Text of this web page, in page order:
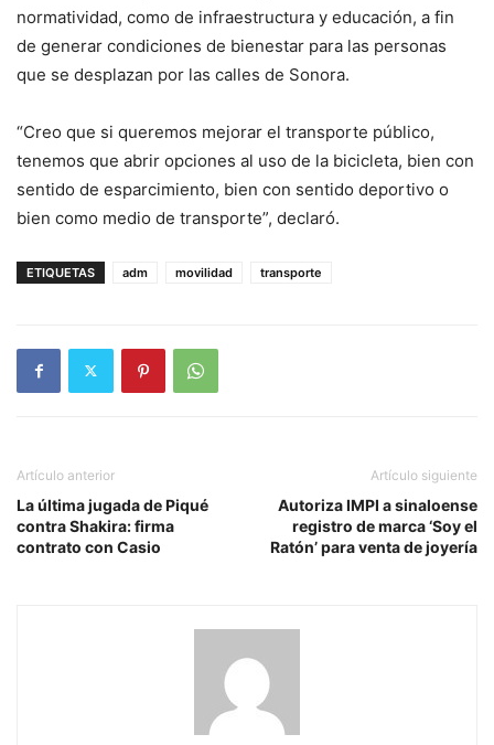
normatividad, como de infraestructura y educación, a fin
de generar condiciones de bienestar para las personas
que se desplazan por las calles de Sonora.
“Creo que si queremos mejorar el transporte público,
tenemos que abrir opciones al uso de la bicicleta, bien con
sentido de esparcimiento, bien con sentido deportivo o
bien como medio de transporte”, declaró.
ETIQUETAS adm movilidad transporte
Artículo anterior
La última jugada de Piqué
contra Shakira: firma
contrato con Casio
Artículo siguiente
Autoriza IMPI a sinaloense
registro de marca ‘Soy el
Ratón’ para venta de joyería